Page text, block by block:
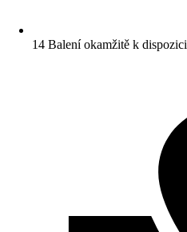
14 Balení okamžitě k dispozici